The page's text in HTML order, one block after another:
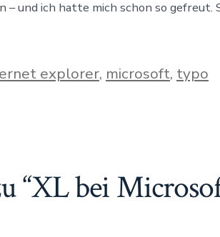
und ich hatte mich schon so gefreut.
explorer, microsoft, typo
“XL bei